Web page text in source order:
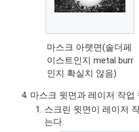
마스크 아랫면(솔더페
이스트인지 metal burr
인지 확실치 않음)
마스크 윗면과 레이저 작업
스크린 윗면이 레이저
는다.